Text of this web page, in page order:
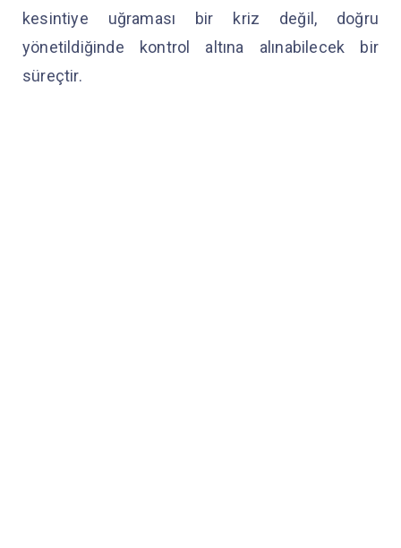
kesintiye uğraması bir kriz değil, doğru
yönetildiğinde kontrol altına alınabilecek bir
süreçtir.